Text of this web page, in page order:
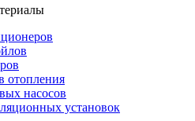
отопления
насосов
установок